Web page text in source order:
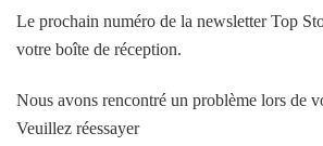
Le prochain numéro de la newsletter Top
votre boîte de réception.
Nous avons rencontré un problème lors de
Veuillez réessayer